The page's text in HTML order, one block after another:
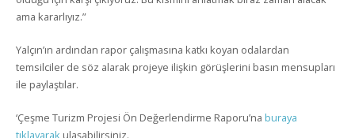
ama kararlıyız.”
Yalçın’ın ardından rapor çalışmasına katkı koyan odalardan
temsilciler de söz alarak projeye ilişkin görüşlerini basın mensupları
ile paylaştılar.
‘Çeşme Turizm Projesi Ön Değerlendirme Raporu’na buraya
tıklayarak ulaşabilirsiniz.